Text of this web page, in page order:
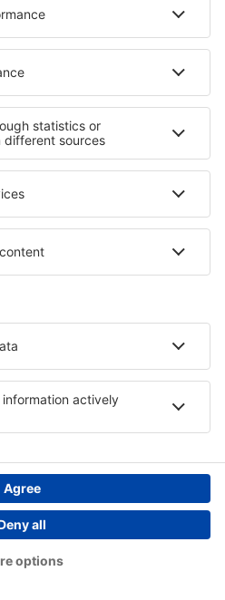
- regiuni
Cazare în La Plagne
în Burgundia
Samokov province
în Punta del Este
Toate drepturile rezervate.